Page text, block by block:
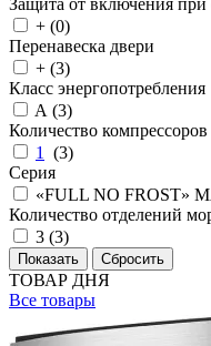
Защита от включения
+ (0)
Перенавеска двери
+ (3)
Класс энергопотребления
A (3)
Количество компрессоров
1
(3)
Серия
«FULL NO FROST»
Количество отделений
3 (3)
ТОВАР ДНЯ
Все товары